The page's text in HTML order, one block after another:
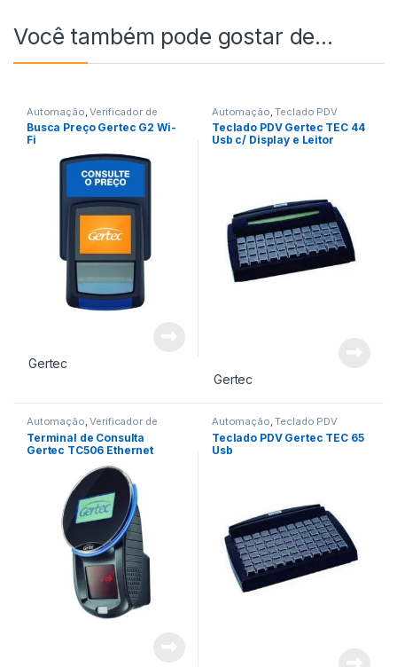
Você também pode gostar de…
Automação ,Verificador de
Preço
Busca Preço Gertec G2 Wi-
Fi
Gertec
Automação ,Teclado PDV
Teclado PDV Gertec TEC 44
Usb c/ Display e Leitor
Gertec
Automação,Verificador de
Preço
Terminal de Consulta
Gertec TC506 Ethernet
Automação,Teclado PDV
Teclado PDV Gertec TEC 65
Usb